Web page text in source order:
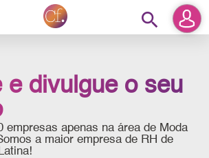
search
e divulgue o seu
empresas apenas na área de Moda
a maior empresa de RH de